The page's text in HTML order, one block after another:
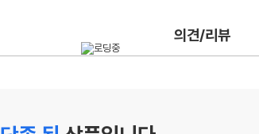
의견/리뷰